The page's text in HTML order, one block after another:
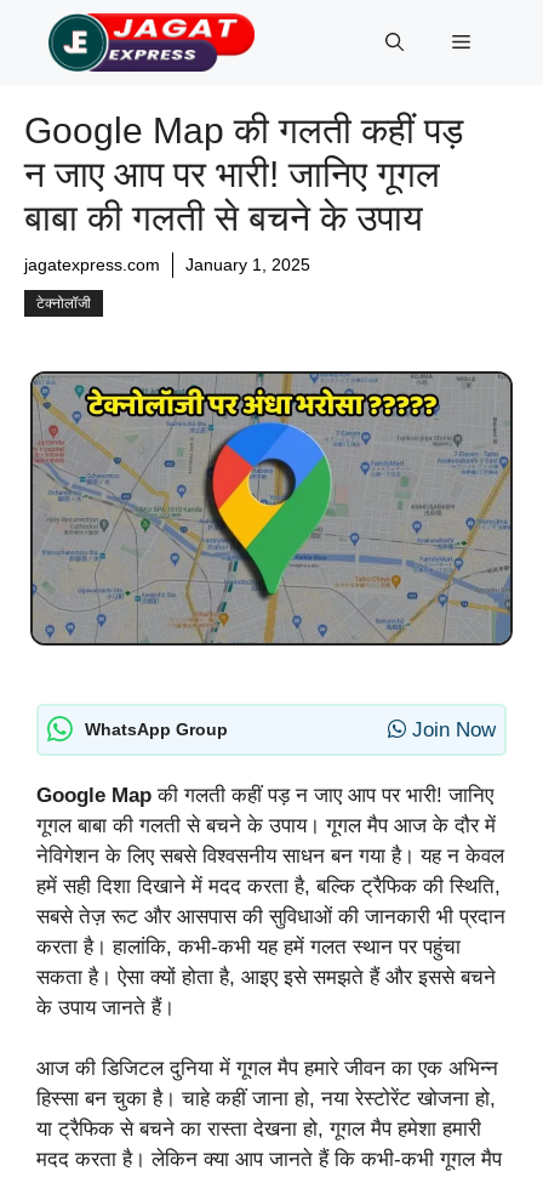
content
Menu
Google Map की गलती कहीं पड़
न जाए आप पर भारी! जानिए गूगल
बाबा की गलती से बचने के उपाय
jagatexpress.com January 1, 2025
टेक्नोलॉजी
WhatsApp Group Join Now
Google Map की गलती कहीं पड़ न जाए आप पर भारी! जानिए
गूगल बाबा की गलती से बचने के उपाय। गूगल मैप आज के दौर में
नेविगेशन के लिए सबसे विश्वसनीय साधन बन गया है। यह न केवल
हमें सही दिशा दिखाने में मदद करता है, बल्कि ट्रैफिक की स्थिति,
सबसे तेज़ रूट और आसपास की सुविधाओं की जानकारी भी प्रदान
करता है। हालांकि, कभी-कभी यह हमें गलत स्थान पर पहुंचा
सकता है। ऐसा क्यों होता है, आइए इसे समझते हैं और इससे बचने
के उपाय जानते हैं।
आज की डिजिटल दुनिया में गूगल मैप हमारे जीवन का एक अभिन्न
हिस्सा बन चुका है। चाहे कहीं जाना हो, नया रेस्टोरेंट खोजना हो,
या ट्रैफिक से बचने का रास्ता देखना हो, गूगल मैप हमेशा हमारी
मदद करता है। लेकिन क्या आप जानते हैं कि कभी-कभी गूगल मैप